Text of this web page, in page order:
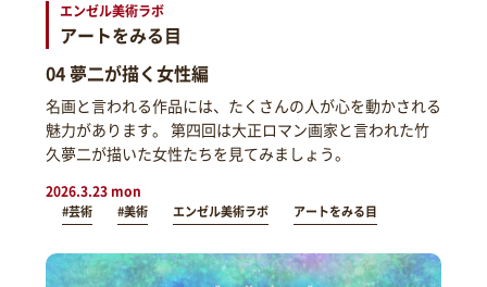
エンゼル美術ラボ
アートをみる目
04 夢二が描く女性編
名画と言われる作品には、たくさんの人が心を動かされる
魅力があります。 第四回は大正ロマン画家と言われた竹
久夢二が描いた女性たちを見てみましょう。
2026.3.23 mon
#芸術 #美術 エンゼル美術ラボ アートをみる目